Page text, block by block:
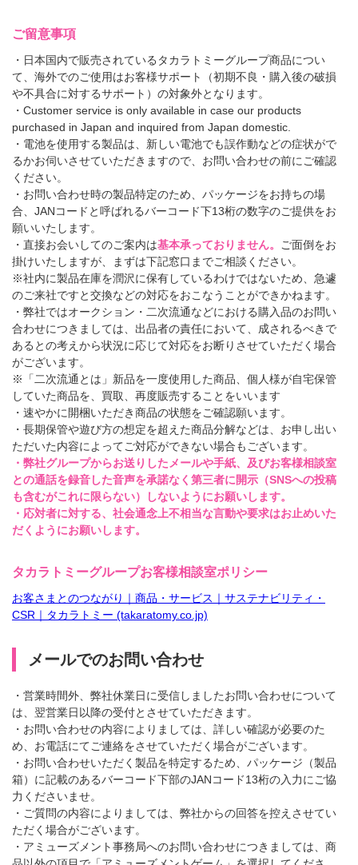
閉じる
ご留意事項
・日本国内で販売されているタカラトミーグループ商品につい
て、海外でのご使用はお客様サポート（初期不良・購入後の破損
や不具合に対するサポート）の対象外となります。
・Customer service is only available in case our products
purchased in Japan and inquired from Japan domestic.
・電池を使用する製品は、新しい電池でも誤作動などの症状がで
るかお伺いさせていただきますので、お問い合わせの前にご確認
ください。
・お問い合わせ時の製品特定のため、パッケージをお持ちの場
合、JANコードと呼ばれるバーコード下13桁の数字のご提供をお
願いいたします。
・直接お会いしてのご案内は基本承っておりません。
ご面倒をお
掛けいたしますが、まずは下記窓口までご相談ください。
※社内に製品在庫を潤沢に保有しているわけではないため、急遽
のご来社ですと交換などの対応をおこなうことができかねます。
・弊社ではオークション・二次流通などにおける購入品のお問い
合わせにつきましては、出品者の責任において、成されるべきで
あるとの考えから状況に応じて対応をお断りさせていただく場合
がございます。
※「二次流通とは」新品を一度使用した商品、個人様が自宅保管
していた商品を、買取、再度販売することをいいます
・速やかに開梱いただき商品の状態をご確認願います。
・長期保管や遊び方の想定を超えた商品分解などは、お申し出い
ただいた内容によってご対応ができない場合もございます。
・弊社グループからお送りしたメールや手紙、及びお客様相談室
との通話を録音した音声を承諾なく第三者に開示（SNSへの投稿
も含むがこれに限らない）しないようにお願いします。
・応対者に対する、社会通念上不相当な言動や要求はお止めいた
だくようにお願いします。
タカラトミーグループお客様相談室ポリシー
お客さまとのつながり｜商品・サービス｜サステナビリティ・
CSR｜タカラトミー (takaratomy.co.jp)
メールでのお問い合わせ
・営業時間外、弊社休業日に受信しましたお問い合わせについて
は、翌営業日以降の受付とさせていただきます。
・お問い合わせの内容によりましては、詳しい確認が必要のた
め、お電話にてご連絡をさせていただく場合がございます。
・お問い合わせいただく製品を特定するため、パッケージ（製品
箱）に記載のあるバーコード下部のJANコード13桁の入力にご協
力くださいませ。
・ご質問の内容によりましては、弊社からの回答を控えさせてい
ただく場合がございます。
・アミューズメント事務局へのお問い合わせにつきましては、商